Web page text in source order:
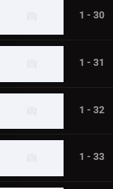
1 - 30
1 - 31
1 - 32
1 - 33